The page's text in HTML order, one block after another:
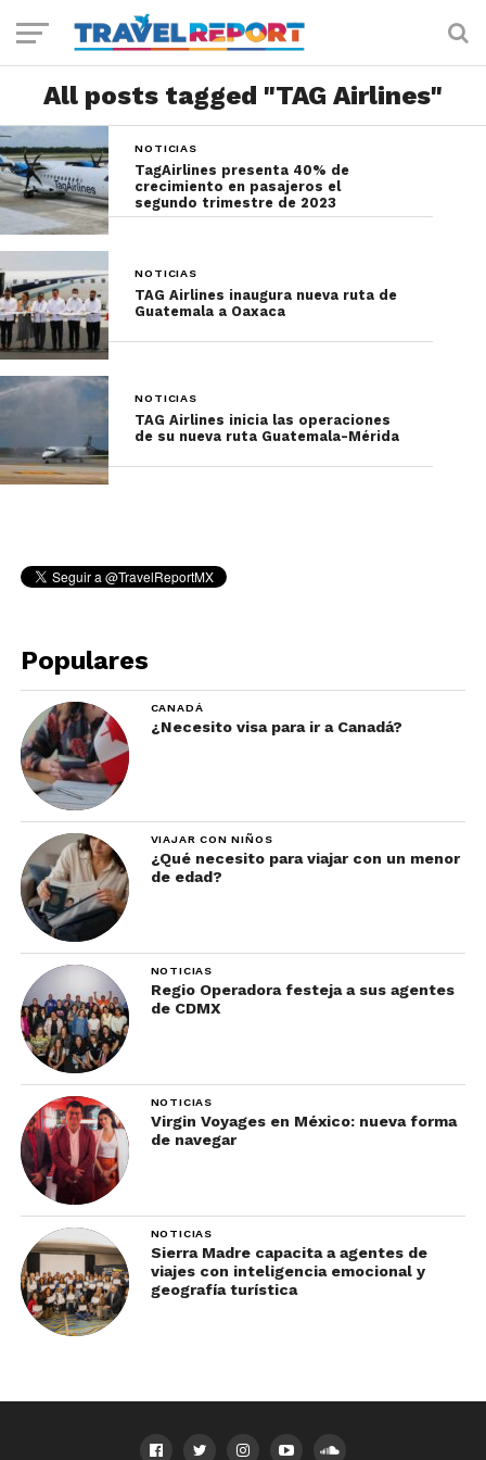
All posts tagged "TAG Airlines"
NOTICIAS
TagAirlines presenta 40% de
crecimiento en pasajeros el
segundo trimestre de 2023
NOTICIAS
TAG Airlines inaugura nueva ruta de
Guatemala a Oaxaca
NOTICIAS
TAG Airlines inicia las operaciones
de su nueva ruta Guatemala-Mérida
Populares
CANADÁ
¿Necesito visa para ir a Canadá?
VIAJAR CON NIÑOS
¿Qué necesito para viajar con un menor
de edad?
NOTICIAS
Regio Operadora festeja a sus agentes
de CDMX
NOTICIAS
Virgin Voyages en México: nueva forma
de navegar
NOTICIAS
Sierra Madre capacita a agentes de
viajes con inteligencia emocional y
geografía turística